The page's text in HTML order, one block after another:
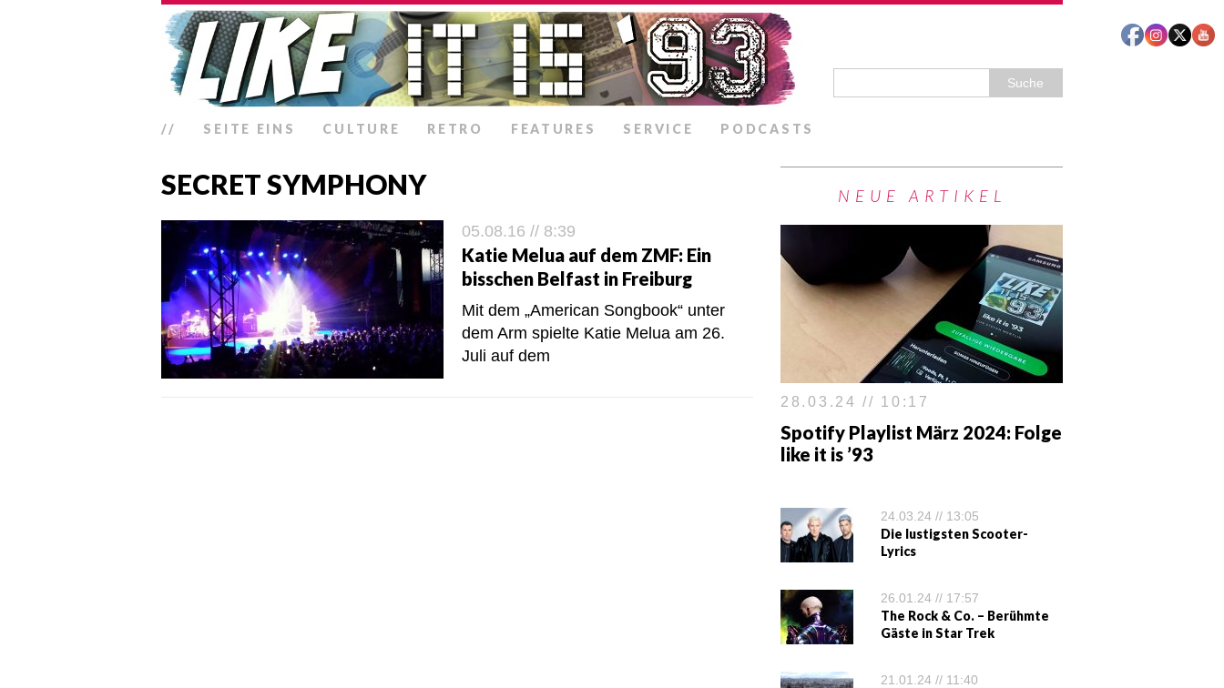
// SEITE EINS CULTURE RETRO FEATURES SERVICE PODCASTS
SECRET SYMPHONY
05.08.16 // 8:39
Katie Melua auf dem ZMF: Ein
bisschen Belfast in Freiburg
Mit dem „American Songbook“ unter
dem Arm spielte Katie Melua am 26.
Juli auf dem
NEUE ARTIKEL
28.03.24 // 10:17
Spotify Playlist März 2024: Folge
like it is ’93
24.03.24 // 13:05
Die lustigsten Scooter-
Lyrics
26.01.24 // 17:57
The Rock & Co. – Berühmte
Gäste in Star Trek
21.01.24 // 11:40